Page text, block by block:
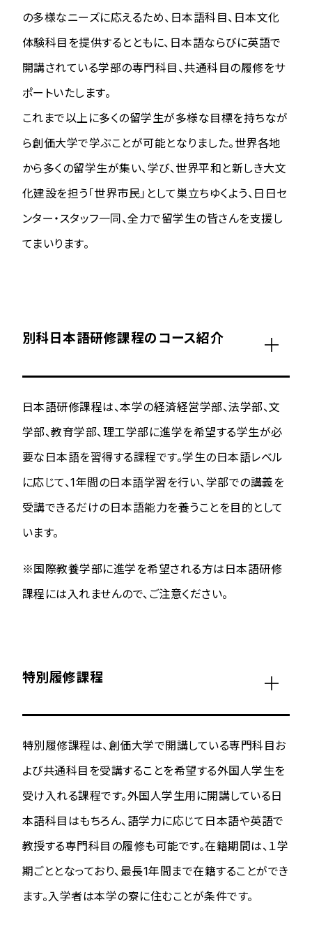
の多様なニーズに応えるため、日本語科目、日本文化
体験科目を提供するとともに、日本語ならびに英語で
開講されている学部の専門科目、共通科目の履修をサ
ポートいたします。
これまで以上に多くの留学生が多様な目標を持ちなが
ら創価大学で学ぶことが可能となりました。世界各地
から多くの留学生が集い、学び、世界平和と新しき大文
化建設を担う「世界市民」として巣立ちゆくよう、日日セ
ンター・スタッフ一同、全力で留学生の皆さんを支援し
てまいります。
別科日本語研修課程のコース紹介
日本語研修課程は、本学の経済経営学部、法学部、文
学部、教育学部、理工学部に進学を希望する学生が必
要な日本語を習得する課程です。学生の日本語レベル
に応じて、1年間の日本語学習を行い、学部での講義を
受講できるだけの日本語能力を養うことを目的として
います。
※国際教養学部に進学を希望される方は日本語研修
課程には入れませんので、ご注意ください。
特別履修課程
特別履修課程は、創価大学で開講している専門科目お
よび共通科目を受講することを希望する外国人学生を
受け入れる課程です。外国人学生用に開講している日
本語科目はもちろん、語学力に応じて日本語や英語で
教授する専門科目の履修も可能です。在籍期間は、１学
期ごととなっており、最長1年間まで在籍することができ
ます。入学者は本学の寮に住むことが条件です。